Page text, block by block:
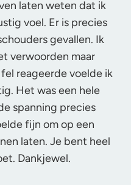
laten weten dat ik
voel. Er is precies
gevallen. Ik
verwoorden maar
reageerde voelde ik
Het was een hele
spanning precies
fijn om op een
laten. Je bent heel
Dankjewel.